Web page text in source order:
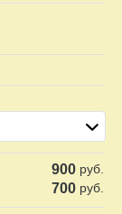
900 руб.
700 руб.